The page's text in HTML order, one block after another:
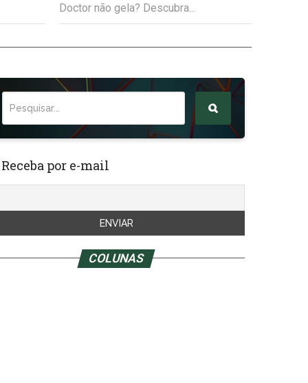
Doctor não gela? Descubra...
por e-mail
COLUNAS